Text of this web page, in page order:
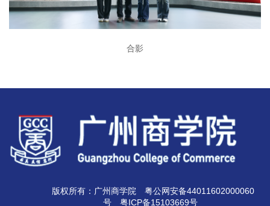
合影
版权所有：广州商学院
粤公网安备44011602000060
号
粤ICP备15103669号